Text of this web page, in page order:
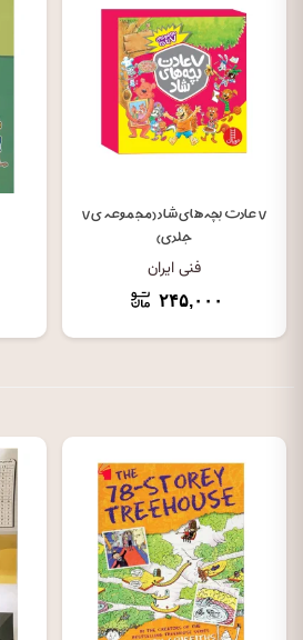
۷ عادت بچه های شاد (مجموعه ی ۷
جلدی)
فنی ایران
۲۴۵,۰۰۰